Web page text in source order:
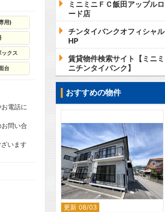
用)
ックス
台
電話に
問い合
います
ミニミニＦＣ飯田アップルロ
ード店
チンタイバンクオフィシャル
HP
賃貸物件検索サイト【ミニミ
ニチンタイバンク】
おすすめの物件
更新 08/03
2